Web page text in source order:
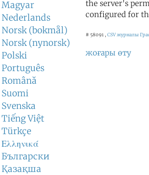
Magyar
Nederlands
Norsk (bokmål)
Norsk (nynorsk)
Polski
Português
Română
Suomi
Svenska
Tiếng Việt
Türkçe
Ελληνικά
Български
Қазақша
the server's
configured for
# 58091 , CSV журналы
жоғары өту